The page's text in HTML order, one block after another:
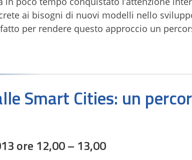
ai bisogni di nuovi modelli nello
per rendere questo approccio un
Smart Cities: un
ore 12,00 – 13,00